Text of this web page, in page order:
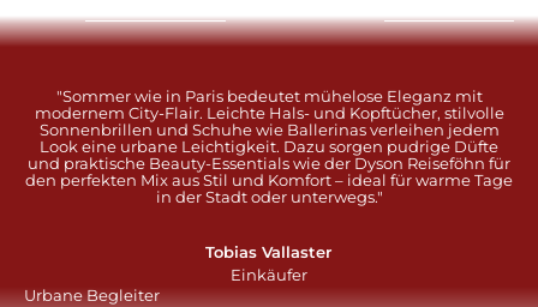
"Sommer wie in Paris bedeutet mühelose Eleganz mit
modernem City-Flair. Leichte Hals- und Kopftücher, stilvolle
Sonnenbrillen und Schuhe wie Ballerinas verleihen jedem
Look eine urbane Leichtigkeit. Dazu sorgen pudrige Düfte
und praktische Beauty-Essentials wie der Dyson Reiseföhn für
den perfekten Mix aus Stil und Komfort – ideal für warme Tage
in der Stadt oder unterwegs."
Tobias Vallaster
Einkäufer
Urbane Begleiter